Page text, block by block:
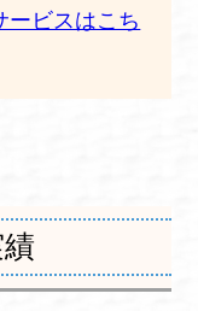
ービスはこち